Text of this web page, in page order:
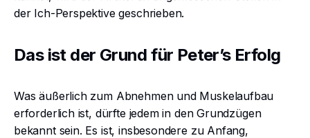
der Ich-Perspektive geschrieben.
Das ist der Grund für Peter’s Erfolg
Was äußerlich zum Abnehmen und Muskelaufbau
erforderlich ist, dürfte jedem in den Grundzügen
bekannt sein. Es ist, insbesondere zu Anfang,